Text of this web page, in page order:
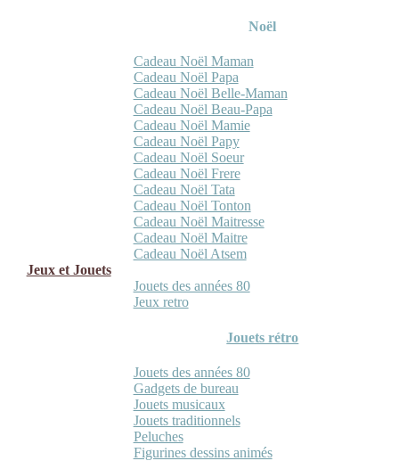
Noël
Cadeau Noël Maman
Cadeau Noël Papa
Cadeau Noël Belle-Maman
Cadeau Noël Beau-Papa
Cadeau Noël Mamie
Cadeau Noël Papy
Cadeau Noël Soeur
Cadeau Noël Frere
Cadeau Noël Tata
Cadeau Noël Tonton
Cadeau Noël Maitresse
Cadeau Noël Maitre
Cadeau Noël Atsem
Jeux et Jouets
Jouets des années 80
Jeux retro
Jouets rétro
Jouets des années 80
Gadgets de bureau
Jouets musicaux
Jouets traditionnels
Peluches
Figurines dessins animés